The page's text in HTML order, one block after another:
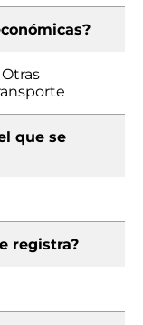
que se
registra?